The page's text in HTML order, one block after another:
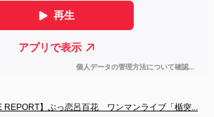
REPORT】ぶっ恋呂百花　ワンマンライブ「楯突...